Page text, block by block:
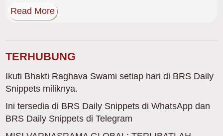
Read More
TERHUBUNG
Ikuti Bhakti Raghava Swami setiap hari di BRS Daily
Snippets miliknya.
Ini tersedia di BRS Daily Snippets di WhatsApp dan
BRS Daily Snippets di Telegram